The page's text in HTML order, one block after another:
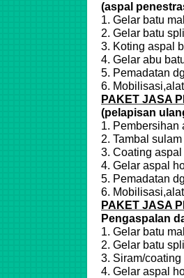
(aspal
1. Gelar batu
2. Gelar batu
3. Koting aspal
4. Gelar abu
5. Pemadatan
6.
PAKET JASA
(pelapisan
1. Pembersihan
2. Tambal
3. Coating
4. Gelar aspal
5. Pemadatan
6.
PAKET JASA
Pengaspalan
1. Gelar batu
2. Gelar batu
3. Siram/
4. Gelar aspal